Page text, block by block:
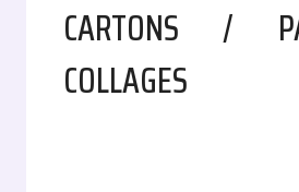
CARTONS /
COLLAGES